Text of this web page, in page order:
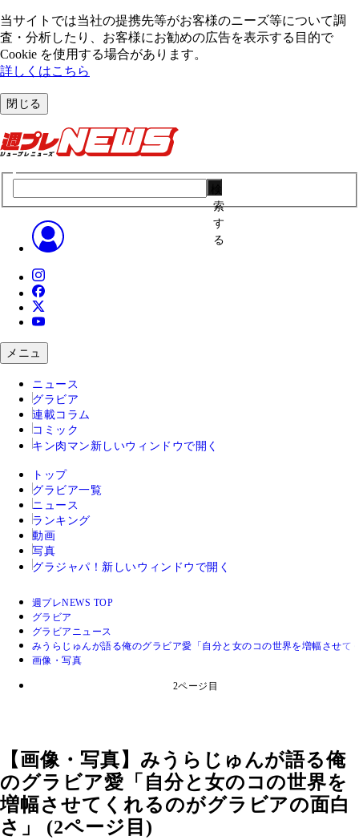
当サイトでは当社の提携先等がお客様のニーズ等について調
査・分析したり、お客様にお勧めの広告を表⽰する⽬的で
Cookie を使⽤する場合があります。
詳しくはこちら
閉じる
索
す
る
メニュ
ニュース
グラビア
連載コラム
コミック
キン肉マン 新しいウィンドウで開く
トップ
グラビア一覧
ニュース
ランキング
動画
写真
グラジャパ！ 新しいウィンドウで開く
週プレNEWS TOP
グラビア
グラビアニュース
みうらじゅんが語る俺のグラビア愛「自分と女のコの世界を増幅させて
画像・写真
2ページ目
【画像・写真】みうらじゅんが語る俺
のグラビア愛「自分と女のコの世界を
増幅させてくれるのがグラビアの面白
さ」 (2ページ目)